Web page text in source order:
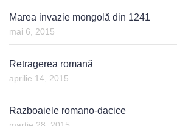
Marea invazie mongolă din 1241
mai 6, 2015
Retragerea romană
aprilie 14, 2015
Razboaiele romano-dacice